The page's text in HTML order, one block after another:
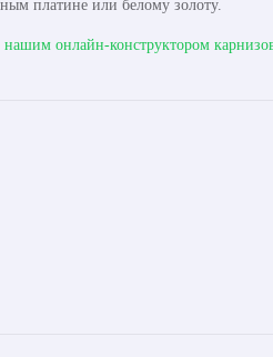
платине или белому золоту.
нашим онлайн-конструктором